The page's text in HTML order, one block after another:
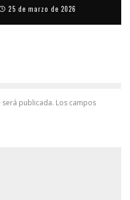
25 de marzo de 2026
publicada. Los campos